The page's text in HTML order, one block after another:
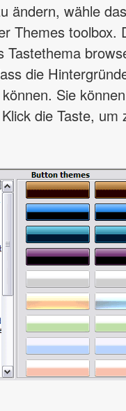
ändern, wähle
Themes toolbox.
Tastethema
die
Sie
die Taste, um